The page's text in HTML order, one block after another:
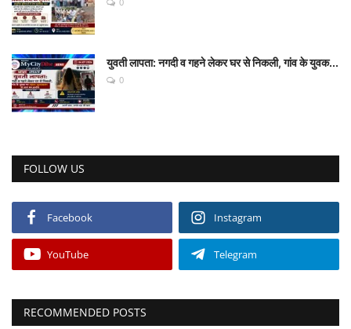
युवती लापता: नगदी व गहने लेकर घर से निकली, गांव के युवक...
0
FOLLOW US
Facebook Instagram
YouTube Telegram
RECOMMENDED POSTS